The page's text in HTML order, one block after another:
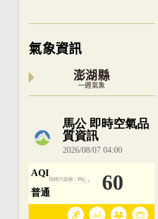
氣象資訊
澎湖縣
一週氣象
內嵌空氣品質小工具